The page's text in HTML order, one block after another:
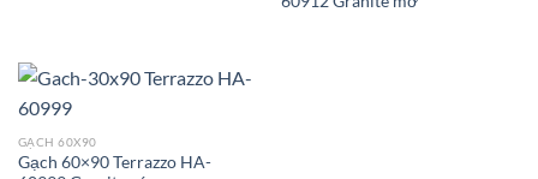
GẠCH 60X90
Gạch 60×90 Terrazzo HA-